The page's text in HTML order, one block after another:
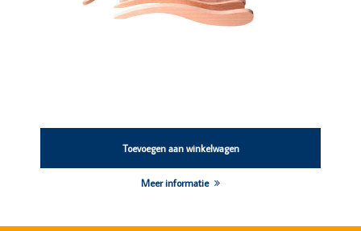
Toevoegen aan winkelwagen
Meer informatie